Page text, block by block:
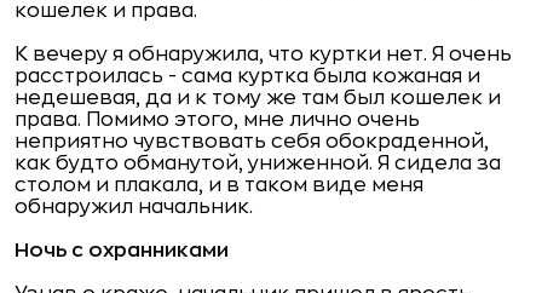
кошелек и права.
К вечеру я обнаружила, что куртки нет. Я очень
расстроилась - сама куртка была кожаная и
недешевая, да и к тому же там был кошелек и
права. Помимо этого, мне лично очень
неприятно чувствовать себя обокраденной,
как будто обманутой, униженной. Я сидела за
столом и плакала, и в таком виде меня
обнаружил начальник.
Ночь с охранниками